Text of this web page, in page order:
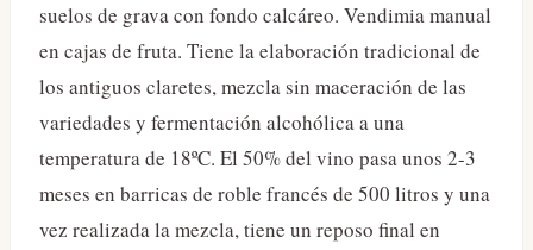
suelos de grava con fondo calcáreo. Vendimia manual
en cajas de fruta. Tiene la elaboración tradicional de
los antiguos claretes, mezcla sin maceración de las
variedades y fermentación alcohólica a una
temperatura de 18ºC. El 50% del vino pasa unos 2-3
meses en barricas de roble francés de 500 litros y una
vez realizada la mezcla, tiene un reposo final en